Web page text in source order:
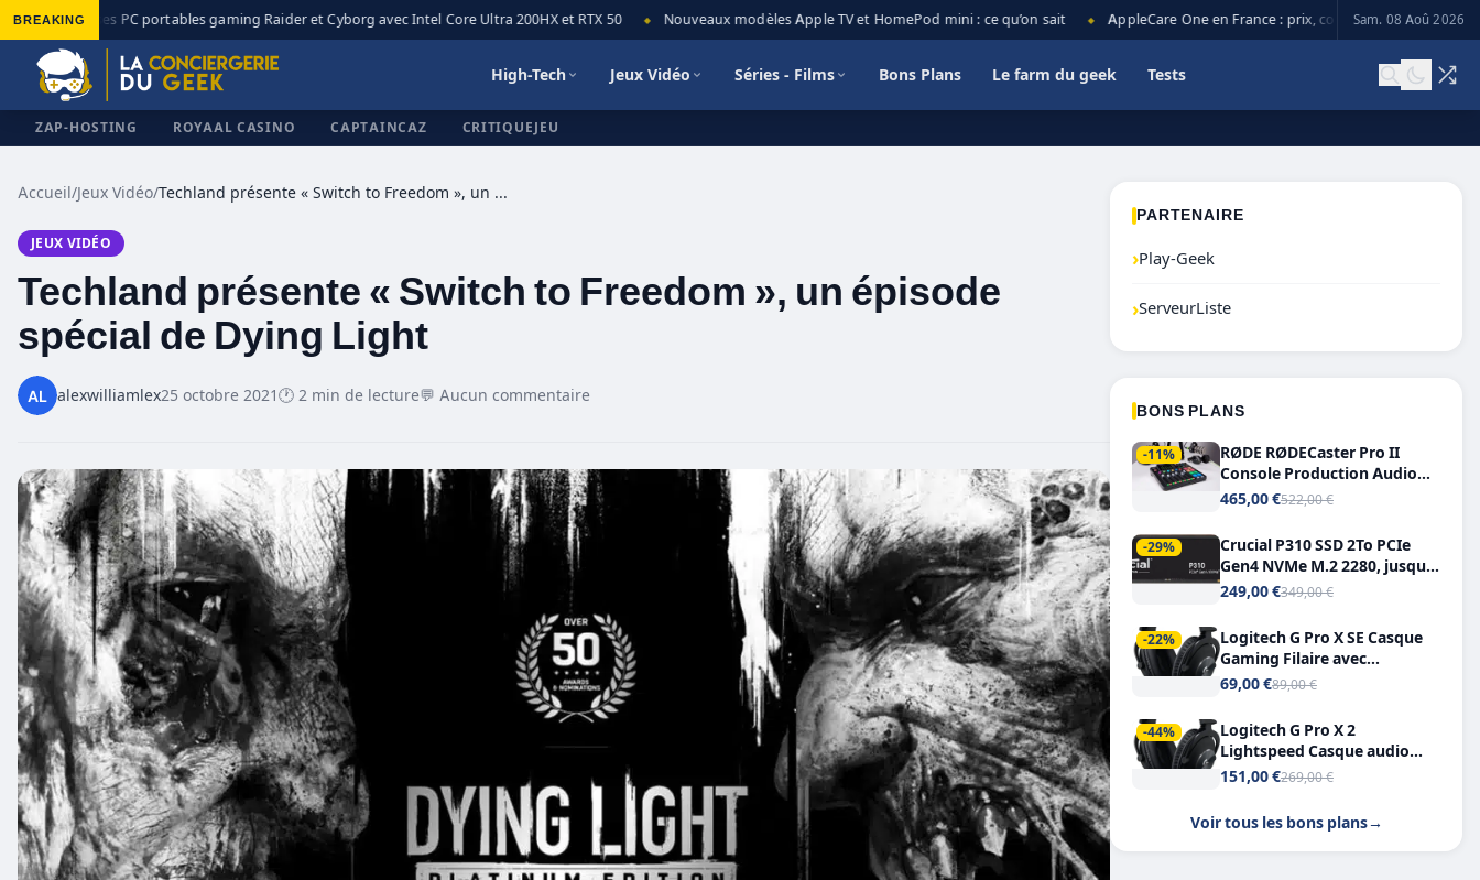
BREAKING
renouvelle ses PC portables gaming Raider et Cyborg avec Intel Core Ultra 200HX et RTX 50 Nouveaux modèles Apple TV et HomePod mini : ce qu’on sait AppleCare One en France : prix, couverture et limites
Sam. 08 Aoû 2026
High-Tech Jeux Vidéo Séries - Films Bons Plans Le farm du geek Tests
ZAP-HOSTING ROYAAL CASINO CAPTAINCAZ CRITIQUEJEU
Accueil/Jeux Vidéo/ Techland présente « Switch to Freedom », un épisode spécial de Dying Light
JEUX VIDÉO
Techland présente « Switch to Freedom », un épisode
spécial de Dying Light
alexwilliamlex25 octobre 2021🕐 2 min de lecture💬 Aucun commentaire
PARTENAIRE
›Play-Geek
›ServeurListe
BONS PLANS
-11%
RØDE RØDECaster Pro II
Console Production Audio
Tout-en-Un, Bluetooth et
465,00 €522,00 €
-29%
Crucial P310 SSD 2To PCIe
Gen4 NVMe M.2 2280, jusqu’à
7.100 Mo/s
249,00 €349,00 €
-22%
Logitech G Pro X SE Casque
Gaming Filaire avec
Microphone Micro
7.1
69,00 €89,00 €
-44%
Logitech G Pro X 2
Lightspeed Casque audio
bluetooth
151,00 €269,00 €
Voir tous les bons plans→